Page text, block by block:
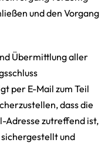
und den Vorgang
Übermittlung aller
per E-Mail zum Teil
dass die
Adresse zutreffend ist,
und